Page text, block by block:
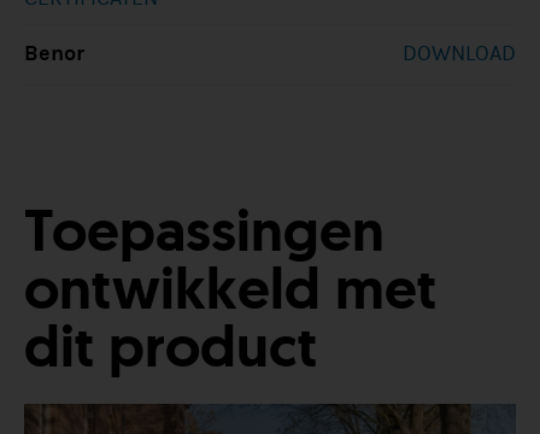
Benor DOWNLOAD
Toepassingen
ontwikkeld met
dit product